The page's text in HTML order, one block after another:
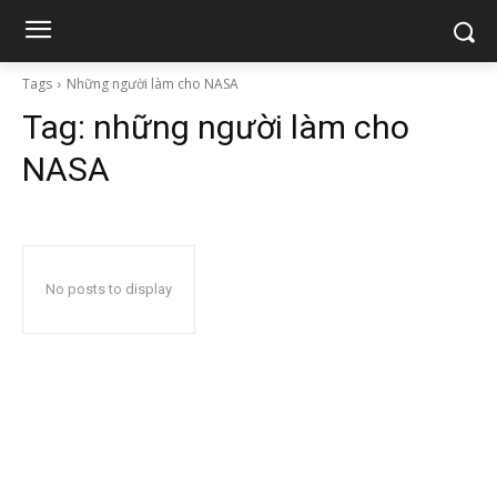
Tags Những người làm cho NASA
Tag: những người làm cho
NASA
No posts to display